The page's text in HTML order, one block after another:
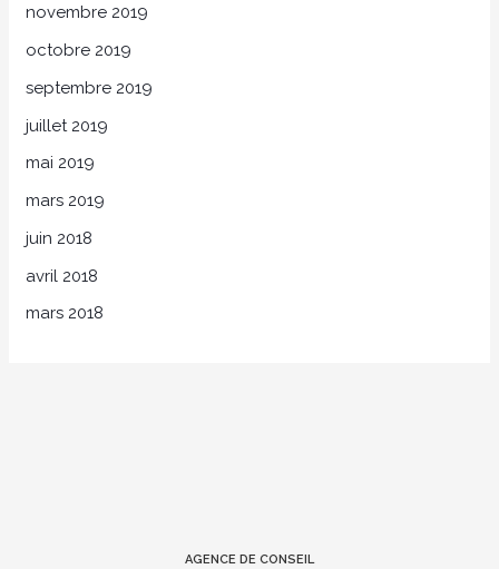
novembre 2019
octobre 2019
septembre 2019
juillet 2019
mai 2019
mars 2019
juin 2018
avril 2018
mars 2018
AGENCE DE CONSEIL